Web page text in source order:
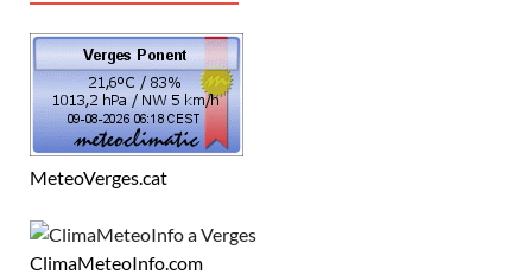
MeteoVerges.cat
ClimaMeteoInfo.com